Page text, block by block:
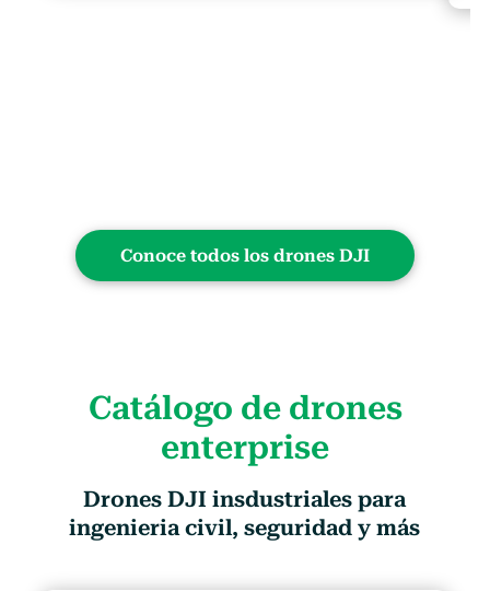
Conoce todos los drones DJI
Catálogo de drones
enterprise
Drones DJI insdustriales para
ingenieria civil, seguridad y más